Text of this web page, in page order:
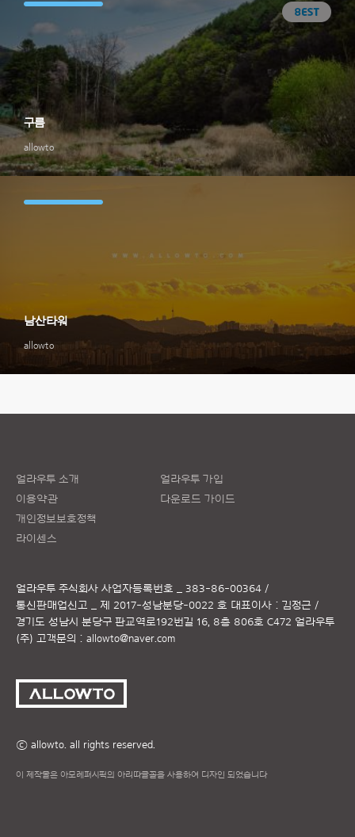
allowto
구름
allowto
남산타워
얼라우투 소개
이용약관
개인정보보호정책
라이센스
얼라우투 가입
다운로드 가이드
얼라우투 주식회사 사업자등록번호 _ 383-86-00364 /
통신판매업신고 _ 제 2017-성남분당-0022 호 대표이사 : 김정근 /
경기도 성남시 분당구 판교역로192번길 16, 8층 806호 C472 얼라우투
(주) 고객문의 : allowto@naver.com
ⓒ allowto. all rights reserved.
이 제작물은 아모레퍼시픽의 아리따글꼴을 사용하여 디자인 되었습니다